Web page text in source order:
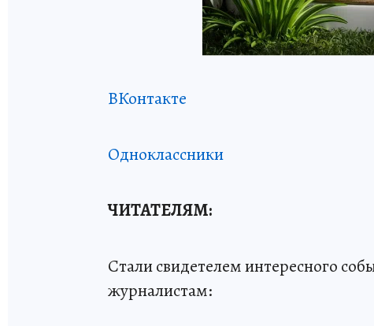
ВКонтакте
Одноклассники
ЧИТАТЕЛЯМ:
Стали свидетелем интересного
журналистам: